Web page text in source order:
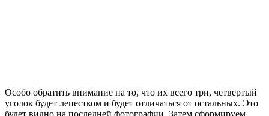
Особо обратить внимание на то, что их всего три, четвертый
уголок будет лепестком и будет отличаться от остальных. Это